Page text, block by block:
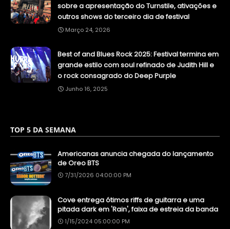
sobre a apresentação do Turnstile, ativações e
outros shows do terceiro dia de festival
Março 24, 2026
Best of and Blues Rock 2025: Festival termina em
grande estilo com soul refinado de Judith Hill e
o rock consagrado do Deep Purple
Junho 16, 2025
TOP 5 DA SEMANA
Americanas anuncia chegada do lançamento
de Oreo BTS
7/31/2026 04:00:00 PM
Cove entrega ótimos riffs de guitarra e uma
pitada dark em 'Rain', faixa de estreia da banda
1/15/2024 05:00:00 PM